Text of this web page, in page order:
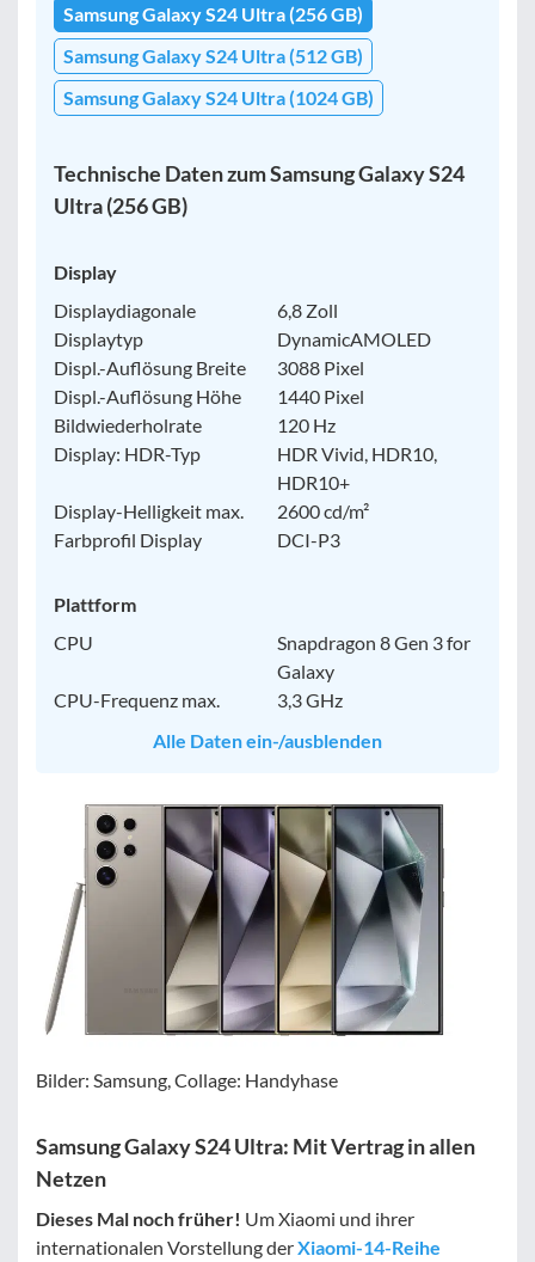
Samsung Galaxy S24 Ultra (256 GB)
Samsung Galaxy S24 Ultra (512 GB)
Samsung Galaxy S24 Ultra (1024 GB)
Technische Daten zum Samsung Galaxy S24
Ultra (256 GB)
Display
Displaydiagonale
6,8 Zoll
Displaytyp
DynamicAMOLED
Displ.-Auflösung Breite
3088 Pixel
Displ.-Auflösung Höhe
1440 Pixel
Bildwiederholrate
120 Hz
Display: HDR-Typ
HDR Vivid, HDR10,
HDR10+
Display-Helligkeit max.
2600 cd/m²
Farbprofil Display
DCI-P3
Plattform
CPU
Snapdragon 8 Gen 3 for
Galaxy
CPU-Frequenz max.
3,3 GHz
Alle Daten ein-/ausblenden
Bilder: Samsung, Collage: Handyhase
Samsung Galaxy S24 Ultra: Mit Vertrag in allen
Netzen
Dieses Mal noch früher! Um Xiaomi und ihrer
internationalen Vorstellung derXiaomi-14-Reihe